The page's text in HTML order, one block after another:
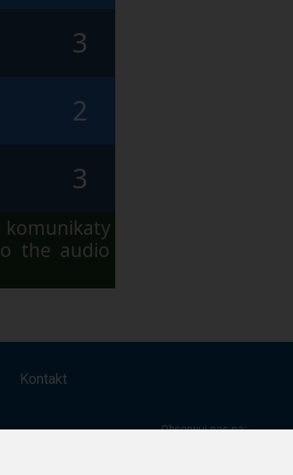
3
2
3
komunikaty
the audio
Kontakt
Obserwuj nas na: